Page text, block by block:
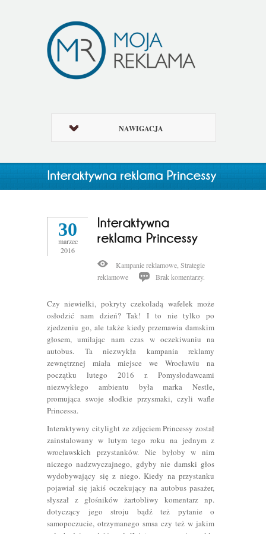
NAWIGACJA
30
marzec
2016
Kampanie reklamowe, Strategie
reklamowe
Brak komentarzy.
Czy niewielki, pokryty czekoladą wafelek może
osłodzić nam dzień? Tak! I to nie tylko po
zjedzeniu go, ale także kiedy przemawia damskim
głosem, umilając nam czas w oczekiwaniu na
autobus. Ta niezwykła kampania reklamy
zewnętrznej miała miejsce we Wrocławiu na
początku lutego 2016 r. Pomysłodawcami
niezwykłego ambientu była marka Nestle,
promująca swoje słodkie przysmaki, czyli wafle
Princessa.
Interaktywny citylight ze zdjęciem Princessy został
zainstalowany w lutym tego roku na jednym z
wrocławskich przystanków. Nie byłoby w nim
niczego nadzwyczajnego, gdyby nie damski głos
wydobywający się z niego. Kiedy na przystanku
pojawiał się jakiś oczekujący na autobus pasażer,
słyszał z głośników żartobliwy komentarz np.
dotyczący jego stroju bądź też pytanie o
samopoczucie, otrzymanego smsa czy też w jakim